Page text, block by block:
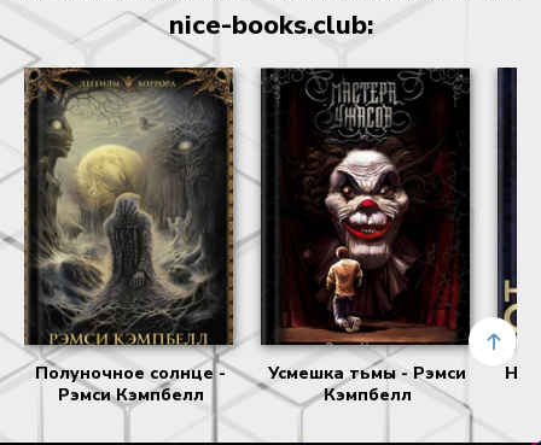
nice-books.club:
Полуночное солнце -
Рэмси Кэмпбелл
Усмешка тьмы - Рэмси
Кэмпбелл